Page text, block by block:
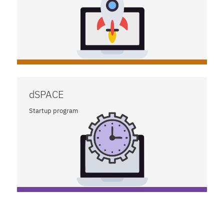
dSPACE
Startup program